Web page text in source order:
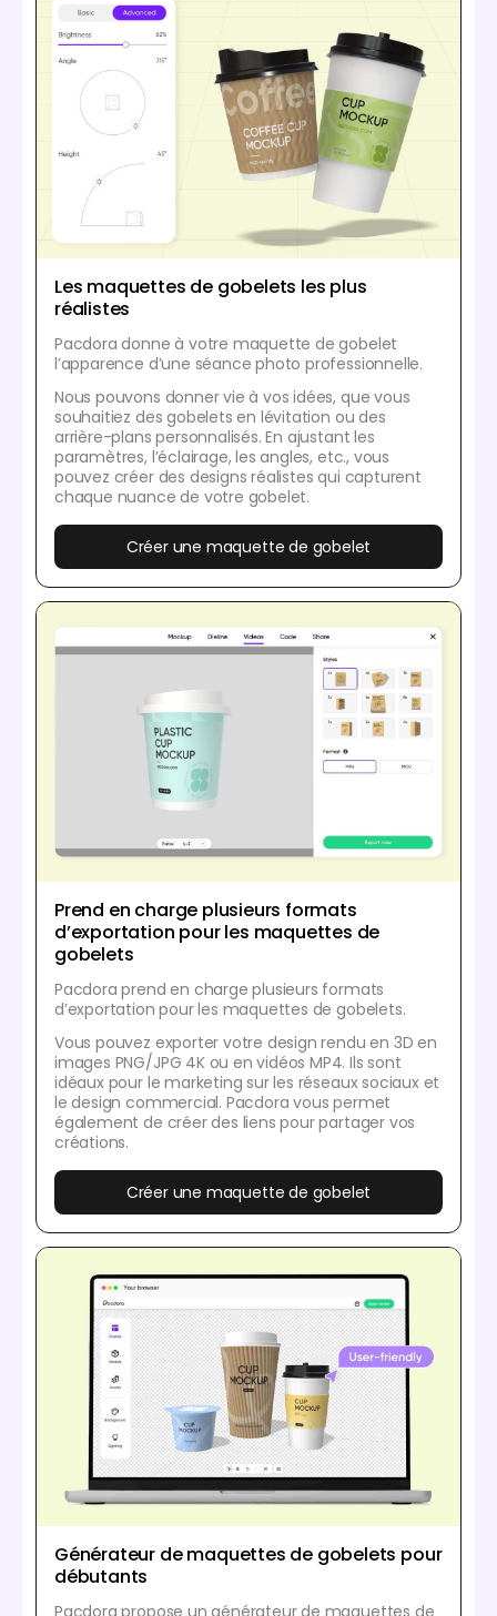
Les maquettes de gobelets les plus
réalistes
Pacdora donne à votre maquette de gobelet
l’apparence d’une séance photo professionnelle.
Nous pouvons donner vie à vos idées, que vous
souhaitiez des gobelets en lévitation ou des
arrière-plans personnalisés. En ajustant les
paramètres, l’éclairage, les angles, etc., vous
pouvez créer des designs réalistes qui capturent
chaque nuance de votre gobelet.
Créer une maquette de gobelet
Prend en charge plusieurs formats
d’exportation pour les maquettes de
gobelets
Pacdora prend en charge plusieurs formats
d’exportation pour les maquettes de gobelets.
Vous pouvez exporter votre design rendu en 3D en
images PNG/JPG 4K ou en vidéos MP4. Ils sont
idéaux pour le marketing sur les réseaux sociaux et
le design commercial. Pacdora vous permet
également de créer des liens pour partager vos
créations.
Créer une maquette de gobelet
Générateur de maquettes de gobelets pour
débutants